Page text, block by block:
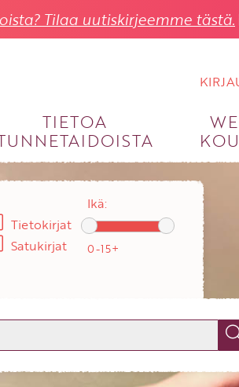
Tilaa uutiskirjeemme tästä.
TIETOA
KIRJAUDU SISÄÄN
Käyttäjätunnus
Salasana
Tietokirjat
Satukirjat
Ikä: